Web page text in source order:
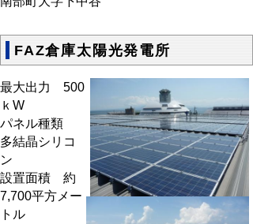
FAZ倉庫太陽光発電所
最大出力 500
ｋW
パネル種類
多結晶シリコ
ン
設置面積 約
7,700平方メー
トル